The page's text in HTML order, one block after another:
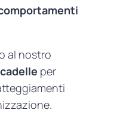
al nostro
per